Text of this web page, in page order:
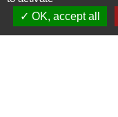
OK, accept all